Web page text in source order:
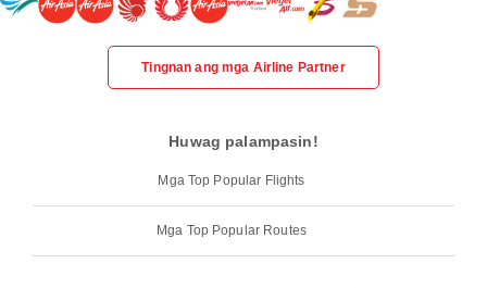
Tingnan ang mga Airline Partner
Huwag palampasin!
Mga Top Popular Flights
Mga Top Popular Routes